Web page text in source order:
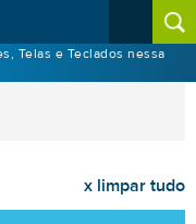
Telas e Teclados nessa
x limpar tudo